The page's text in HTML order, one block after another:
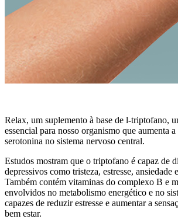
Relax, um suplemento à base de l-triptofano,
essencial para nosso organismo que aumenta
serotonina no sistema nervoso central.
Estudos mostram que o triptofano é capaz de
depressivos como tristeza, estresse, ansiedade
Também contém vitaminas do complexo B e
envolvidos no metabolismo energético e no
capazes de reduzir estresse e aumentar a
bem estar.